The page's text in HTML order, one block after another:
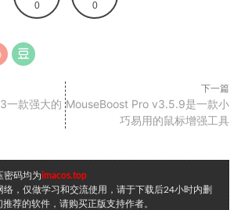
0 0
一款强大的
下一篇
MouseBoost Pro v3.5.9是一款小
巧易用的鼠标增强工具
密码均为imacos.top
络，仅做学习和交流使用，请于下载后24小时内删
荐的软件，请购买正版支持作者。